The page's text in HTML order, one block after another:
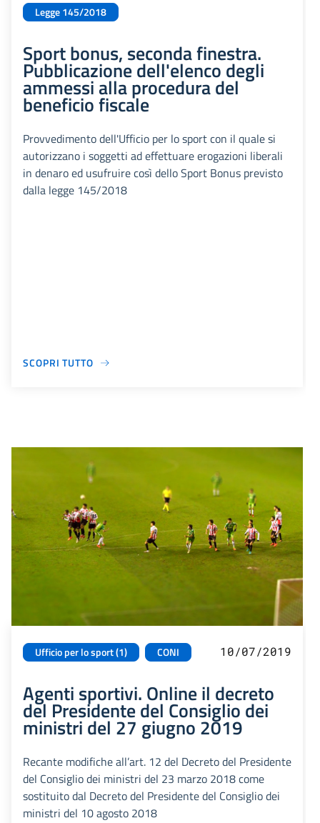
Legge 145/2018
Sport bonus, seconda finestra.
Pubblicazione dell'elenco degli
ammessi alla procedura del
beneficio fiscale
Provvedimento dell'Ufficio per lo sport con il quale si
autorizzano i soggetti ad effettuare erogazioni liberali
in denaro ed usufruire così dello Sport Bonus previsto
dalla legge 145/2018
SCOPRI TUTTO
Ufficio per lo sport (1) CONI 10/07/2019
Agenti sportivi. Online il decreto
del Presidente del Consiglio dei
ministri del 27 giugno 2019
Recante modifiche all’art. 12 del Decreto del Presidente
del Consiglio dei ministri del 23 marzo 2018 come
sostituito dal Decreto del Presidente del Consiglio dei
ministri del 10 agosto 2018